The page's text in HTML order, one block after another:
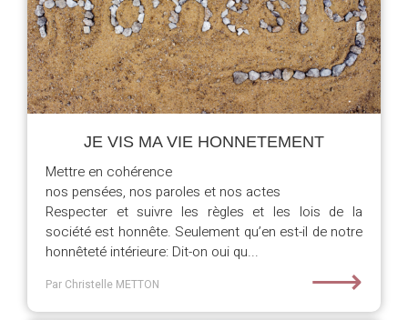
JE VIS MA VIE HONNETEMENT
Mettre en cohérence
nos pensées, nos paroles et nos actes
Respecter et suivre les règles et les lois de la
société est honnête. Seulement qu’en est-il de notre
honnêteté intérieure: Dit-on oui qu...
Par Christelle METTON ⟶